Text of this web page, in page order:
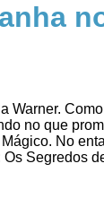
Warner.
no que
No
Segredos